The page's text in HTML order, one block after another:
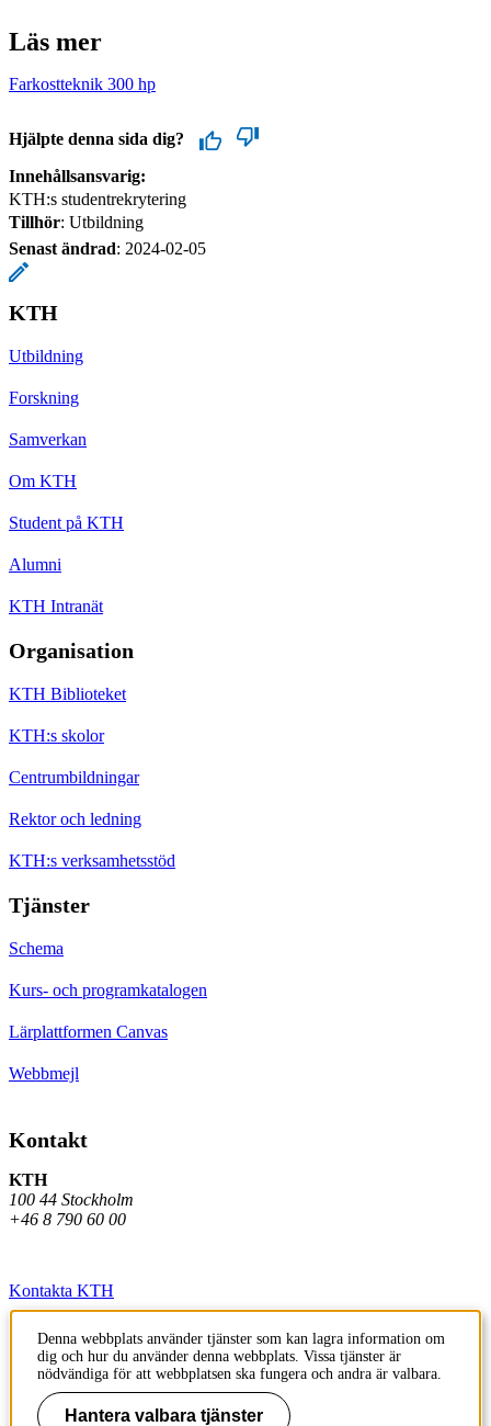
Läs mer
Farkostteknik 300 hp
Hjälpte denna sida dig?
Innehållsansvarig:
KTH:s studentrekrytering
Tillhör: Utbildning
Senast ändrad: 2024-02-05
KTH
Utbildning
Forskning
Samverkan
Om KTH
Student på KTH
Alumni
KTH Intranät
Organisation
KTH Biblioteket
KTH:s skolor
Centrumbildningar
Rektor och ledning
KTH:s verksamhetsstöd
Tjänster
Schema
Kurs- och programkatalogen
Lärplattformen Canvas
Webbmejl
Kontakt
KTH
100 44 Stockholm
+46 8 790 60 00
Kontakta KTH
Jobba på KTH
Press och media
Faktura och betalning KTH
Denna webbplats använder tjänster som kan lagra information om
dig och hur du använder denna webbplats. Vissa tjänster är
nödvändiga för att webbplatsen ska fungera och andra är valbara.
Hantera valbara tjänster